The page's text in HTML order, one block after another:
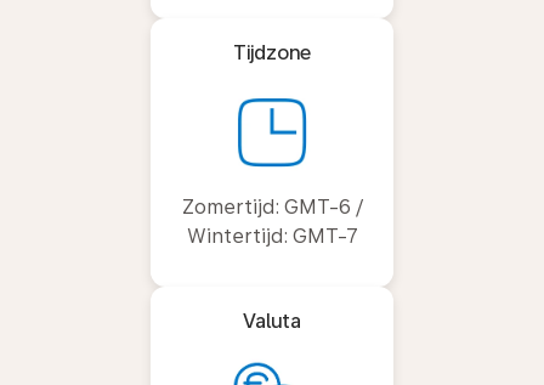
Tijdzone
Zomertijd: GMT-6 /
Wintertijd: GMT-7
Valuta